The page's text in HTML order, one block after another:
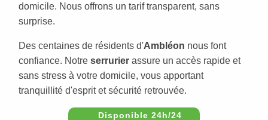
domicile. Nous offrons un tarif transparent, sans
surprise.
Des centaines de résidents d'Ambléon nous font
confiance. Notre serrurier assure un accès rapide et
sans stress à votre domicile, vous apportant
tranquillité d'esprit et sécurité retrouvée.